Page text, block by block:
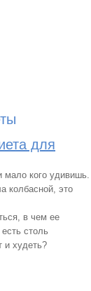
для
мало кого удивишь.
колбасной, это
в чем ее
столь
и худеть?